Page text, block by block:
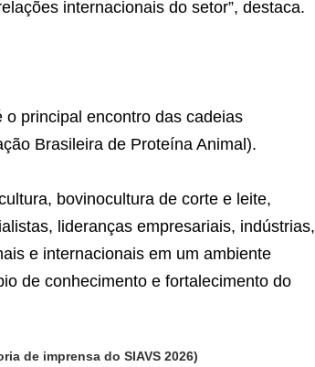
internacionais do setor”, destaca.
principal encontro das cadeias
Brasileira de Proteína Animal).
bovinocultura de corte e leite,
lideranças empresariais, indústrias,
e internacionais em um ambiente
de conhecimento e fortalecimento do
de imprensa do SIAVS 2026)